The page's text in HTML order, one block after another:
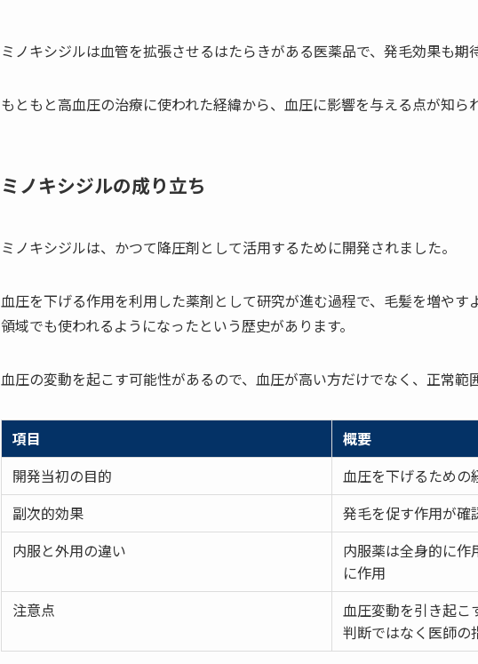
ミノキシジルは血管を拡張させるはたらきがある医薬品で、発毛効果も期
もともと高血圧の治療に使われた経緯から、血圧に影響を与える点が知ら
ミノキシジルの成り立ち
ミノキシジルは、かつて降圧剤として活用するために開発されました。
血圧を下げる作用を利用した薬剤として研究が進む過程で、毛髪を増やす
領域でも使われるようになったという歴史があります。
血圧の変動を起こす可能性があるので、血圧が高い方だけでなく、正常範
項目
概要
開発当初の目的
血圧を下げるための
副次的効果
発毛を促す作用が確
内服と外用の違い
内服薬は全身的に作
に作用
注意点
血圧変動を引き起こ
判断ではなく医師の